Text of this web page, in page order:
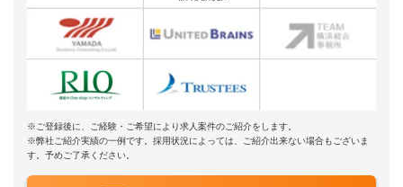
※ご登録後に、ご経験・ご希望により求人案件のご紹介をします。
※弊社ご紹介実績の一例です。採用状況によっては、ご紹介出来ない場合もございま
す。予めご了承ください。